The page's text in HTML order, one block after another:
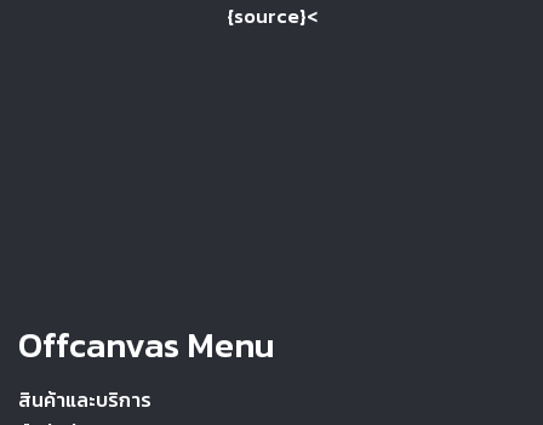
{source}<
Offcanvas Menu
สินค้าและบริการ